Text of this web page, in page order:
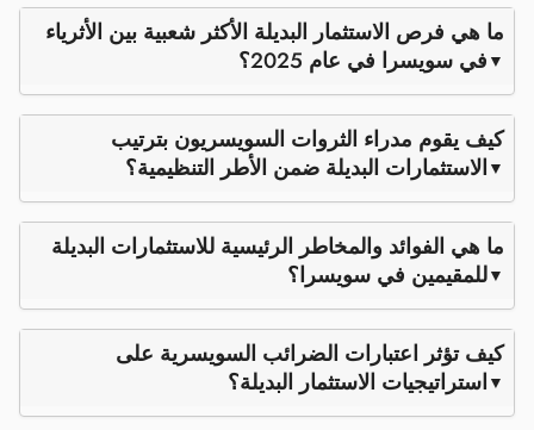
ما هي فرص الاستثمار البديلة الأكثر شعبية بين الأثرياء
في سويسرا في عام 2025؟
كيف يقوم مدراء الثروات السويسريون بترتيب
الاستثمارات البديلة ضمن الأطر التنظيمية؟
ما هي الفوائد والمخاطر الرئيسية للاستثمارات البديلة
للمقيمين في سويسرا؟
كيف تؤثر اعتبارات الضرائب السويسرية على
استراتيجيات الاستثمار البديلة؟